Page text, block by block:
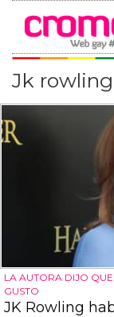
Jk rowling
LA AUTORA DIJO
GUSTO
JK Rowling